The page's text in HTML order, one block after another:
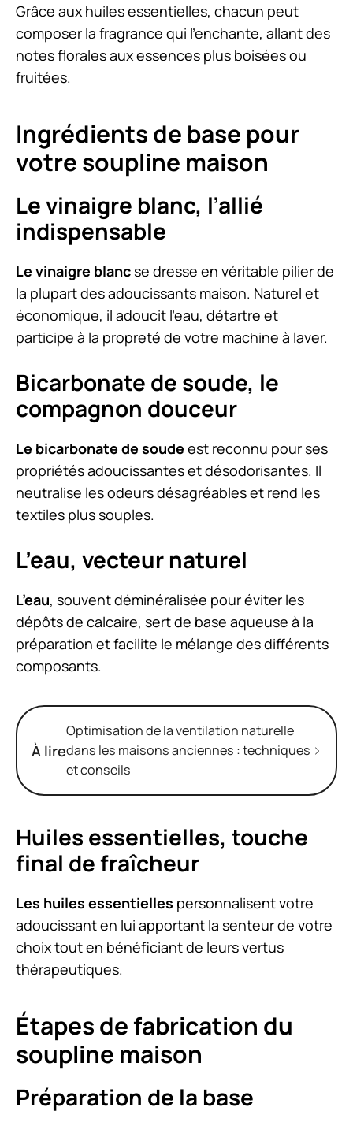
Grâce aux huiles essentielles, chacun peut
composer la fragrance qui l’enchante, allant des
notes florales aux essences plus boisées ou
fruitées.
Ingrédients de base pour
votre soupline maison
Le vinaigre blanc, l’allié
indispensable
Le vinaigre blancse dresse en véritable pilier de
la plupart des adoucissants maison. Naturel et
économique, il adoucit l’eau, détartre et
participe à la propreté de votre machine à laver.
Bicarbonate de soude, le
compagnon douceur
Le bicarbonate de soude est reconnu pour ses
propriétés adoucissantes et désodorisantes. Il
neutralise les odeurs désagréables et rend les
textiles plus souples.
L’eau, vecteur naturel
L’eau, souvent déminéralisée pour éviter les
dépôts de calcaire, sert de base aqueuse à la
préparation et facilite le mélange des différents
composants.
À lire
Optimisation de la ventilation naturelle
dans les maisons anciennes : techniques
et conseils
Huiles essentielles, touche
final de fraîcheur
Les huiles essentielles personnalisent votre
adoucissant en lui apportant la senteur de votre
choix tout en bénéficiant de leurs vertus
thérapeutiques.
Étapes de fabrication du
soupline maison
Préparation de la base